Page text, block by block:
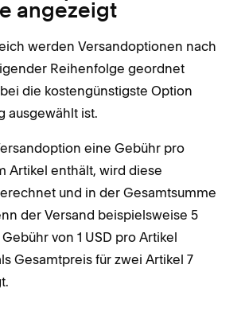
angezeigt
werden Versandoptionen nach
Reihenfolge geordnet
die kostengünstigste Option
ausgewählt ist.
eine Gebühr pro
Artikel enthält, wird diese
und in der Gesamtsumme
der Versand beispielsweise 5
von 1 USD pro Artikel
Gesamtpreis für zwei Artikel 7